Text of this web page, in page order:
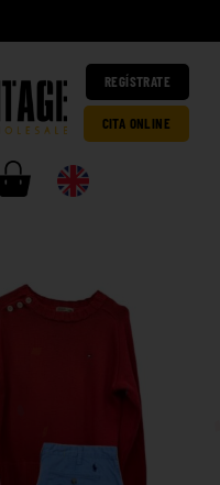
REGÍSTRATE
CITA ONLINE